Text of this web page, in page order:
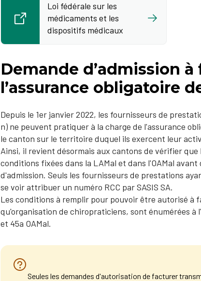
Loi fédérale sur les
médicaments et les
dispositifs médicaux
Demande d’admission
l’assurance obligatoire
Depuis le 1er janvier 2022, les fournisseurs de
n) ne peuvent pratiquer à la charge de l'assur​ance
le canton sur le territoire duquel ils exercent leur
Ainsi, il revient désormais aux cantons de vérifier
conditions fixées dans la LAMal et dans l'OAMal
d'admission. Seuls les fournisseurs de prestations
se voir attribuer un numéro RCC par SASIS SA.
​Les conditions à remplir pour pouvoir être autorisé
qu'organisation de chiropraticiens, sont énumérées
et 45a OAMal.
Seules les demandes d'autorisation de facturer